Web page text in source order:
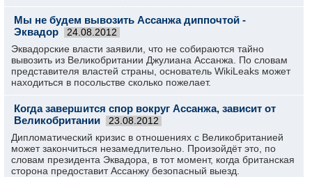
Мы не будем вывозить Ассанжа диппочтой -
Эквадор
24.08.2012
Эквадорские власти заявили, что не собираются тайно
вывозить из Великобритании Джулиана Ассанжа. По словам
представителя властей страны, основатель WikiLeaks может
находиться в посольстве сколько пожелает.
Когда завершится спор вокруг Ассанжа, зависит от
Великобритании
23.08.2012
Дипломатический кризис в отношениях с Великобританией
может закончиться незамедлительно. Произойдёт это, по
словам президента Эквадора, в тот момент, когда британская
сторона предоставит Ассанжу безопасный выезд.